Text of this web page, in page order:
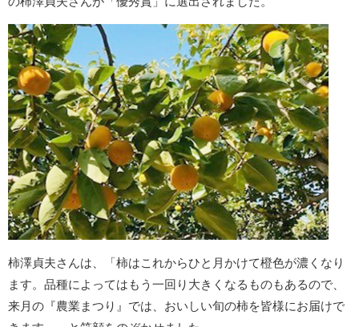
柿澤貞夫さんは、「柿はこれからひと月かけて橙色が濃くなり
ます。品種によってはもう一回り大きくなるものもあるので、
来月の『農業まつり』では、おいしい旬の柿を皆様にお届けで